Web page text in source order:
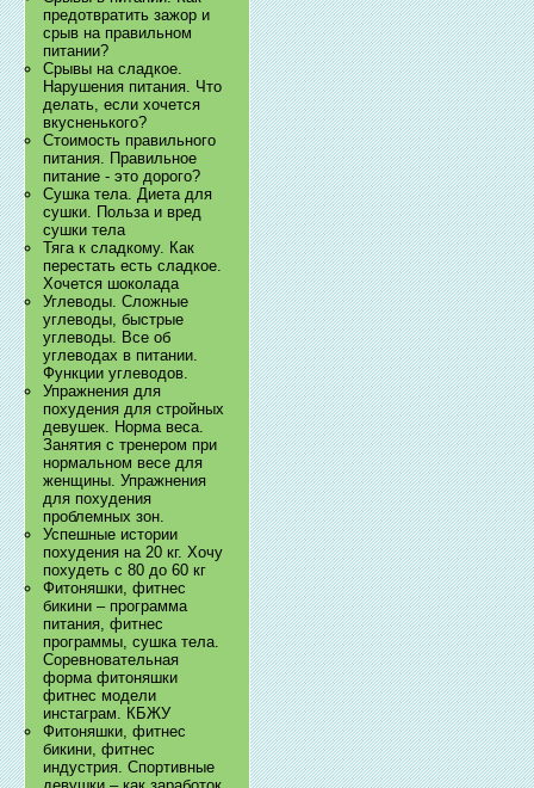
предотвратить зажор и
срыв на правильном
питании?
Срывы на сладкое.
Нарушения питания. Что
делать, если хочется
вкусненького?
Стоимость правильного
питания. Правильное
питание - это дорого?
Сушка тела. Диета для
сушки. Польза и вред
сушки тела
Тяга к сладкому. Как
перестать есть сладкое.
Хочется шоколада
Углеводы. Сложные
углеводы, быстрые
углеводы. Все об
углеводах в питании.
Функции углеводов.
Упражнения для
похудения для стройных
девушек. Норма веса.
Занятия с тренером при
нормальном весе для
женщины. Упражнения
для похудения
проблемных зон.
Успешные истории
похудения на 20 кг. Хочу
похудеть с 80 до 60 кг
Фитоняшки, фитнес
бикини – программа
питания, фитнес
программы, сушка тела.
Соревновательная
форма фитоняшки
фитнес модели
инстаграм. КБЖУ
Фитоняшки, фитнес
бикини, фитнес
индустрия. Спортивные